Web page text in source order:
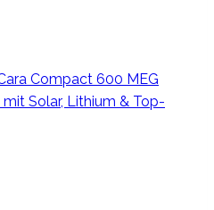
Compact 600 MEG
Solar, Lithium & Top-